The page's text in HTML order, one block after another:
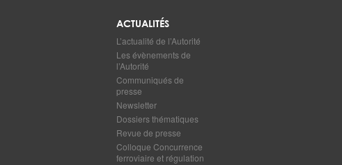
ACTUALITÉS
L’actualité de l’Autorité
Les évènements de
l’Autorité
Communiqués de
presse
Newsletter
Dossiers thématiques
Revue de presse
Colloque Concurrence
ferroviaire et régulation